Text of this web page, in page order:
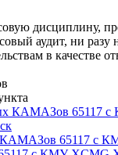
дисциплину,
аудит, ни разу
в качестве
65117 с